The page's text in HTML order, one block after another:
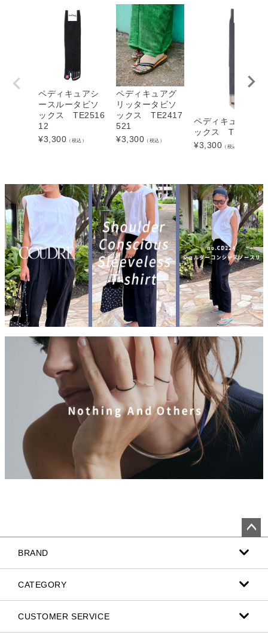
ペディキュアシ
ースルータビソ
ックス TE2516
12
¥3,300 （税込）
ペディキュアグ
リッタータビソ
ックス TE2417
521
¥3,300 （税込）
ペディキュアウー
ックス TE19511
¥3,300 （税込）
ジト
ップ
へ
BRAND
CATEGORY
CUSTOMER SERVICE